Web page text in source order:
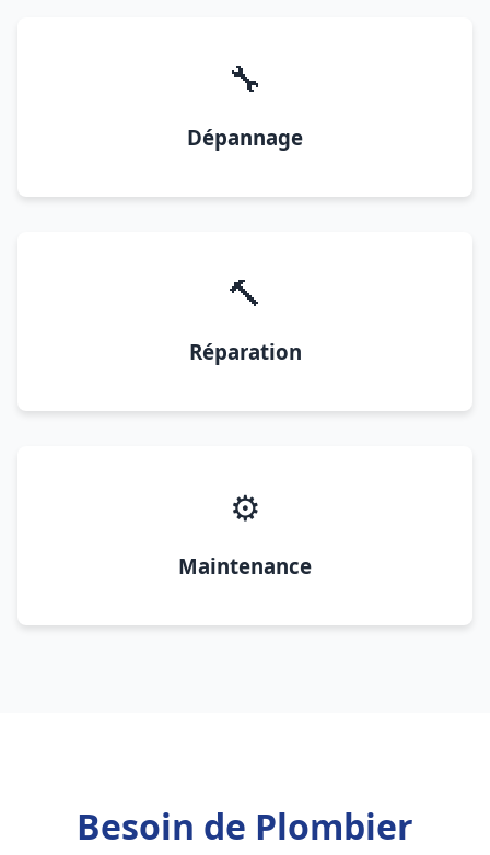
🔧
Dépannage
🔨
Réparation
⚙️
Maintenance
Besoin de Plombier